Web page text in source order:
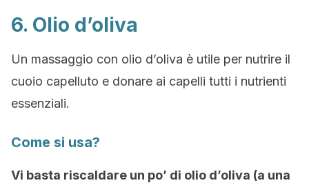
6. Olio d’oliva
Un massaggio con olio d’oliva è utile per nutrire il
cuoio capelluto e donare ai capelli tutti i nutrienti
essenziali.
Come si usa?
Vi basta riscaldare un po’ di olio d’oliva (a una